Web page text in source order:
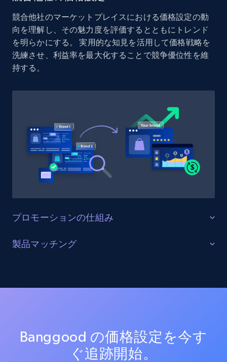
price, and more.
1.9K+ 323+ 今すぐ始める
URL, Product id, Listing inventory id, Title, Rating,
Reviews count shop, Reviews count item, Initial
price, and more.
1.9K+ 323+
Etsy - Collects data from shop's URL
URL, Product id, Listing inventory id, Title, Rating,
Reviews count shop, Reviews count item, Initial
Amazon products search
Asin, URL, Name, Sponsored, Initial price, Final
競合他社のマーケットプレイスにおける価格設定の動
向を理解し、その魅力度を評価するとともにトレンド
を明らかにする。 実用的な知見を活用して価格戦略を
洗練させ、利益率を最大化することで競争優位性を維
持する。
プロモーションの仕組み
販売を最適化する
測定する。効果的なプロモーション戦術と新興トレン
製品マッチング
SKUやバリエーションを複数チャネルで最適化し、製品
トフォームで一貫性と正確性を確保します。
Banggood の価格設定を今す
ぐ追跡開始。